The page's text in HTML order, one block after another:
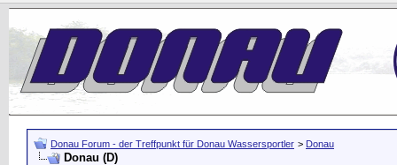
Donau Forum - der Treffpunkt für Donau Wassersportler > Donau
Donau (D)